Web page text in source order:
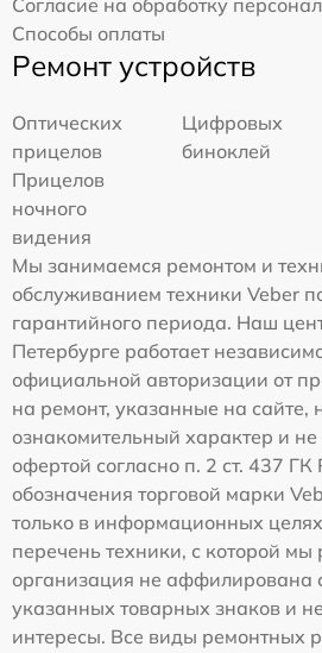
Согласие на обработку
Способы оплаты
Ремонт устройств
Оптических
прицелов
Цифровых
биноклей
Прицелов
ночного
видения
Мы занимаемся ремонтом и
обслуживанием техники Veber
гарантийного периода. Наш
Петербурге работает
официальной авторизации от
на ремонт, указанные на сайте,
ознакомительный характер и
офертой согласно п. 2 ст. 437
обозначения торговой марки
только в информационных
перечень техники, с которой
организация не аффилирована
указанных товарных знаков и
интересы. Все виды ремонтных